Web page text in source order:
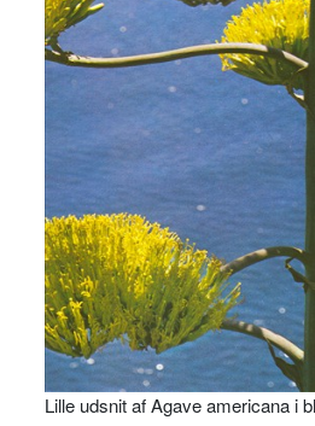
Lille udsnit af Agave americana i